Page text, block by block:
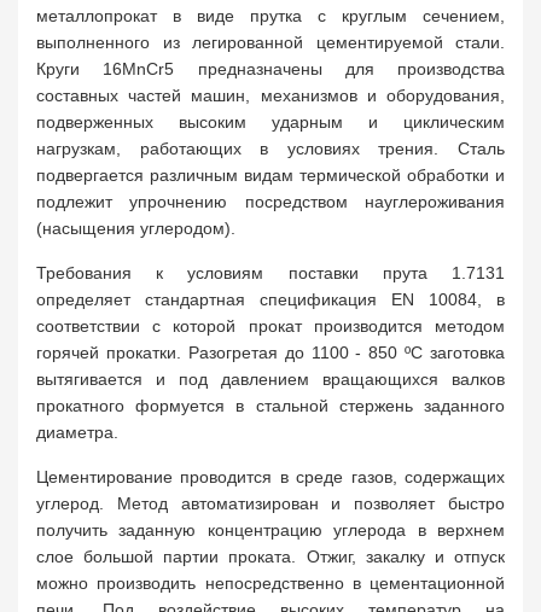
металлопрокат в виде прутка с круглым сечением,
выполненного из легированной цементируемой стали.
Круги 16MnCr5 предназначены для производства
составных частей машин, механизмов и оборудования,
подверженных высоким ударным и циклическим
нагрузкам, работающих в условиях трения. Сталь
подвергается различным видам термической обработки и
подлежит упрочнению посредством науглероживания
(насыщения углеродом).
Требования к условиям поставки прута 1.7131
определяет стандартная спецификация EN 10084, в
соответствии с которой прокат производится методом
горячей прокатки. Разогретая до 1100 - 850 ºC заготовка
вытягивается и под давлением вращающихся валков
прокатного формуется в стальной стержень заданного
диаметра.
Цементирование проводится в среде газов, содержащих
углерод. Метод автоматизирован и позволяет быстро
получить заданную концентрацию углерода в верхнем
слое большой партии проката. Отжиг, закалку и отпуск
можно производить непосредственно в цементационной